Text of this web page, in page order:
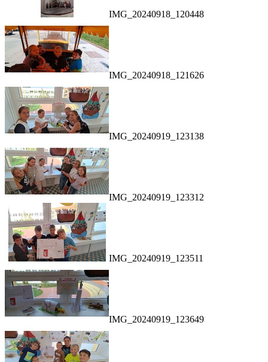
IMG_20240918_120448
IMG_20240918_121626
IMG_20240919_123138
IMG_20240919_123312
IMG_20240919_123511
IMG_20240919_123649